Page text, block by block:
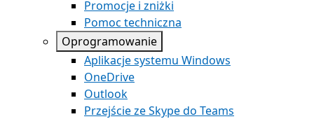
Promocje i zniżki
Pomoc techniczna
Oprogramowanie
Aplikacje systemu Windows
OneDrive
Outlook
Przejście ze Skype do Teams